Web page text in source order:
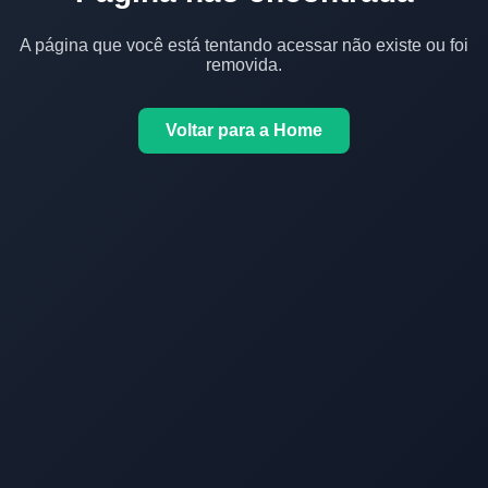
A página que você está tentando acessar não existe ou foi
removida.
Voltar para a Home